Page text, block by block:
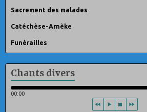
Sacrement des malades
Catéchèse-Arnèke
Funérailles
Chants divers
00:00